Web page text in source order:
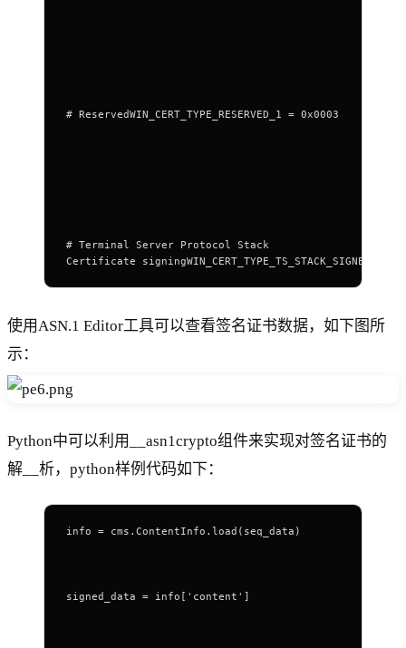
# ReservedWIN_CERT_TYPE_RESERVED_1 = 0x0003
# Terminal Server Protocol Stack
Certificate signingWIN_CERT_TYPE_TS_STACK_SIGNED =
使用ASN.1 Editor工具可以查看签名证书数据，如下图所
示：
Python中可以利用__asn1crypto组件来实现对签名证书的
解__析，python样例代码如下：
info = cms.ContentInfo.load(seq_data)
signed_data = info['content']